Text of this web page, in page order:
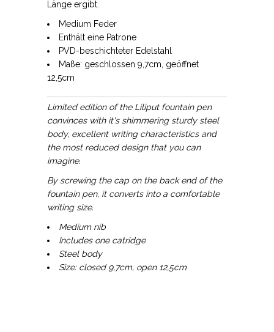
Länge ergibt.
Medium Feder
Enthält eine Patrone
PVD-beschichteter Edelstahl
Maße: geschlossen 9,7cm, geöffnet
12,5cm
Limited edition of the Liliput fountain pen
convinces with it's shimmering sturdy steel
body, excellent writing characteristics and
the most reduced design that you can
imagine.
By screwing the cap on the back end of the
fountain pen, it converts into a comfortable
writing size.
Medium nib
Includes one catridge
Steel body
Size: closed 9,7cm, open 12,5cm